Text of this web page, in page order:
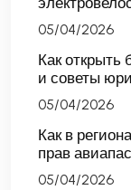
05/04/2026
Как открыть
и советы
05/04/2026
Как в
прав
05/04/2026